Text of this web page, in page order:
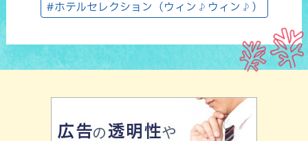
#ホテルセレクション（ウィン♪ウィン♪）